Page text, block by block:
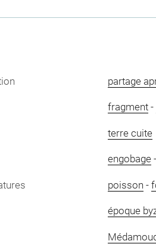
partage
fragment-
terre cuite
engobage-
poisson -
époque